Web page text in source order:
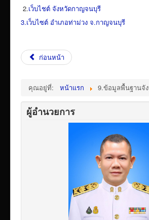
2.เว็บไชต์ จังหวัดกาญจนบุรี
3.เว็บไซต์ อำเภอท่าม่วง จ.กาญจนบุรี
ก่อนหน้า
คุณอยู่ที่: หน้าแรก 9.ข้อมูลพื้นฐานจั
ผู้อำนวยการ